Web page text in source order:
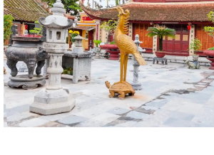
Công văn số 2612/UBNd-KT, ngày 27/7/
hiện Kế hoạch số 247/KH-UBND ngày...
KẾ HOẠCH SỐ 247/KH-UBND, ngày 04/7/
hành Luật Thương mại điện tử
KẾ HOẠCH SỐ 249/KH-UBND, ngày 06/7/
Nghị quyết số 88/NQ-CP ngày...